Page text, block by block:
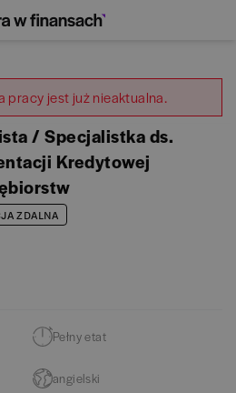
pracy jest już nieaktualna.
/ Specjalistka ds.
Kredytowej
ZDALNA
Pełny etat
angielski